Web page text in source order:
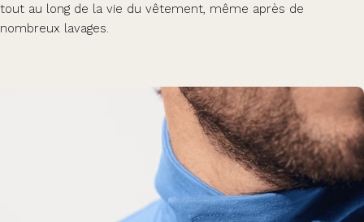
tout au long de la vie du vêtement, même après de
nombreux lavages.